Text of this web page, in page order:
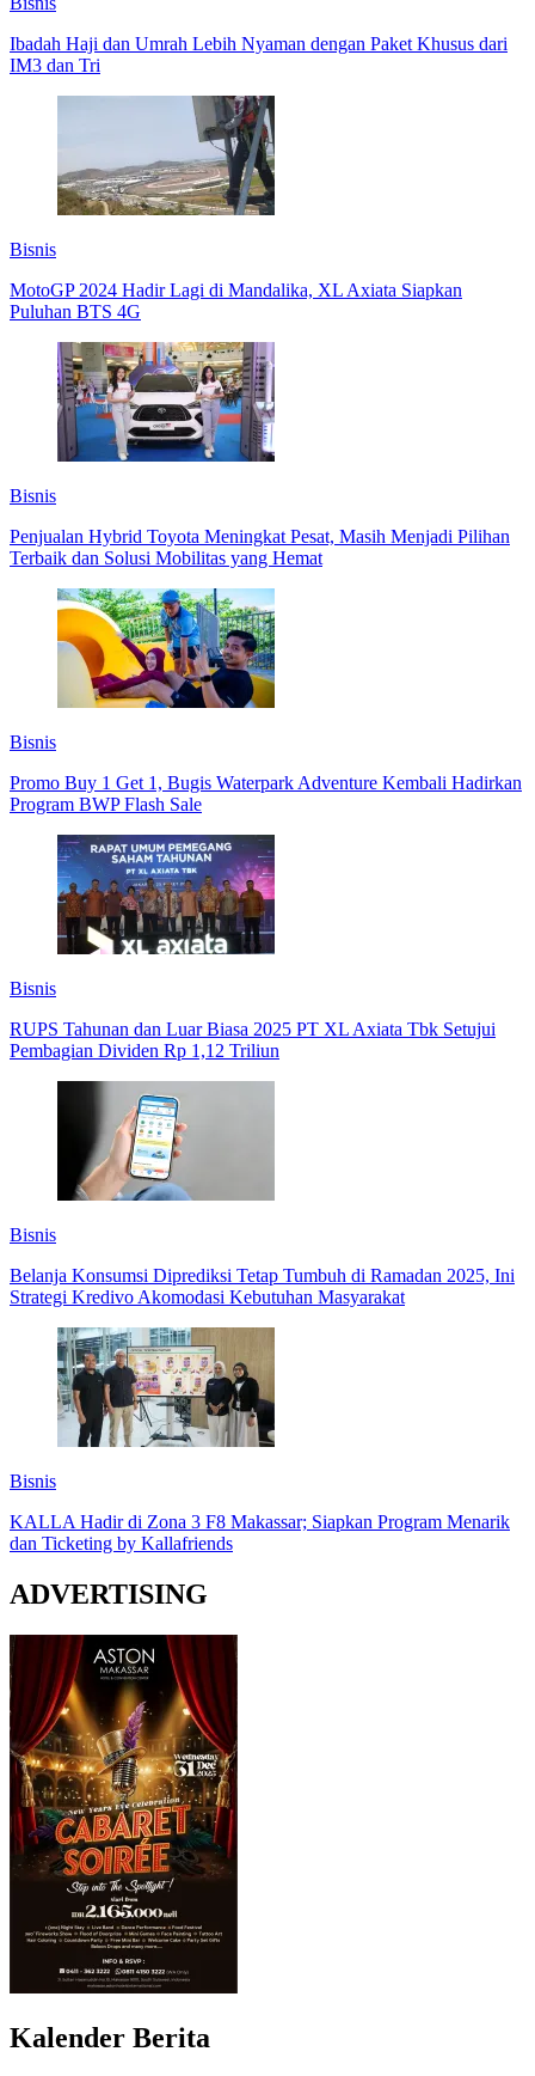
Ibadah Haji dan Umrah Lebih Nyaman dengan Paket Khusus dari
IM3 dan Tri
Bisnis
MotoGP 2024 Hadir Lagi di Mandalika, XL Axiata Siapkan
Puluhan BTS 4G
Bisnis
Penjualan Hybrid Toyota Meningkat Pesat, Masih Menjadi Pilihan
Terbaik dan Solusi Mobilitas yang Hemat
Bisnis
Promo Buy 1 Get 1, Bugis Waterpark Adventure Kembali Hadirkan
Program BWP Flash Sale
Bisnis
RUPS Tahunan dan Luar Biasa 2025 PT XL Axiata Tbk Setujui
Pembagian Dividen Rp 1,12 Triliun
Bisnis
Belanja Konsumsi Diprediksi Tetap Tumbuh di Ramadan 2025, Ini
Strategi Kredivo Akomodasi Kebutuhan Masyarakat
Bisnis
KALLA Hadir di Zona 3 F8 Makassar; Siapkan Program Menarik
dan Ticketing by Kallafriends
ADVERTISING
Kalender Berita